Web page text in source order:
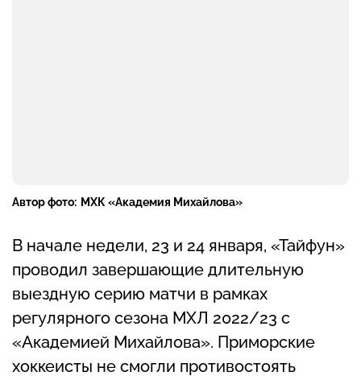
Автор фото: МХК «Академия Михайлова»
В начале недели, 23 и 24 января, «Тайфун»
проводил завершающие длительную
выездную серию матчи в рамках
регулярного сезона МХЛ 2022/23 с
«Академией Михайлова». Приморские
хоккеисты не смогли противостоять